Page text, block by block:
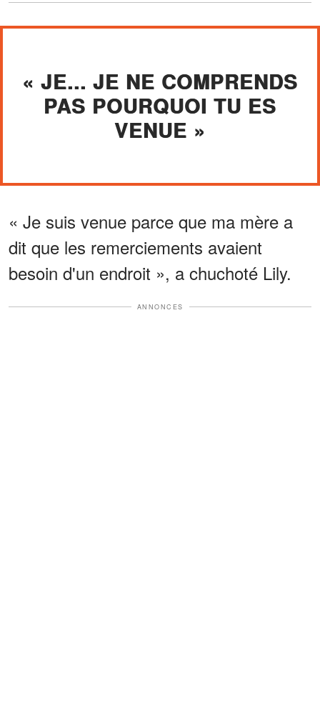
« JE... JE NE COMPRENDS
PAS POURQUOI TU ES
VENUE »
« Je suis venue parce que ma mère a
dit que les remerciements avaient
besoin d'un endroit », a chuchoté Lily.
ANNONCES